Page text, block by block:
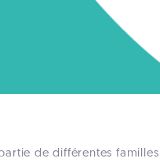
de différentes